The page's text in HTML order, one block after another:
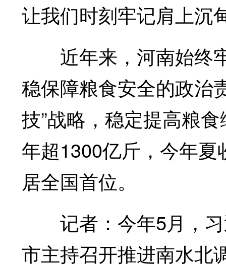
让我们时刻牢记肩上沉
近年来，河南始终
稳保障粮食安全的政治
技”战略，稳定提高粮
年超1300亿斤，今年
居全国首位。
记者：今年5月，习
市主持召开推进南水北